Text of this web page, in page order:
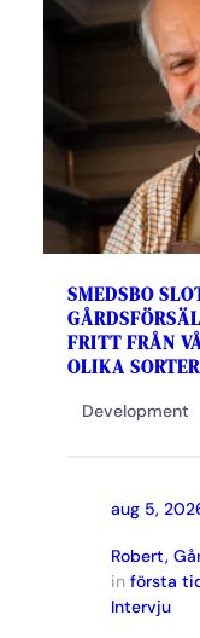
SMEDSBO
FRITT FRÅN
OLIKA
Development
aug 5,
Robert,
in första
Intervju